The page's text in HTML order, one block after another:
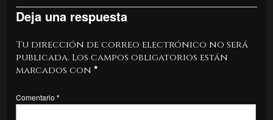
Deja una respuesta
Tu dirección de correo electrónico no será
publicada. Los campos obligatorios están
marcados con *
Comentario *